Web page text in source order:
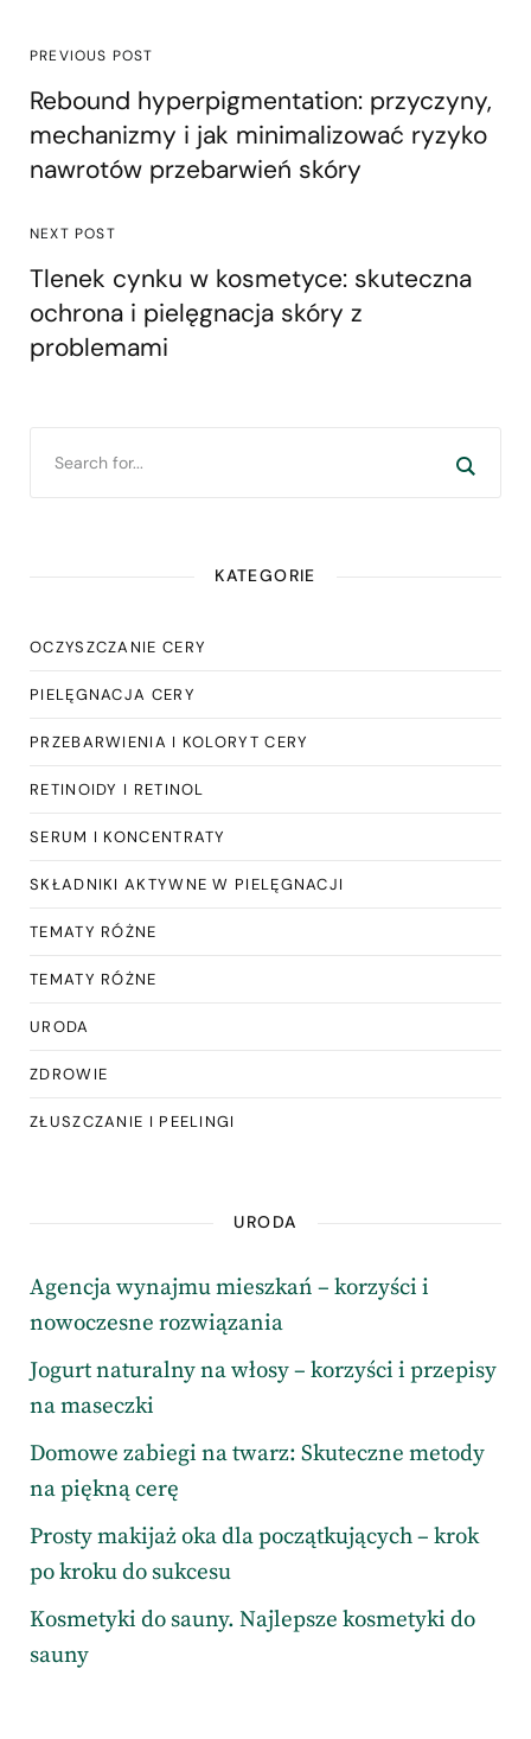
PREVIOUS POST
Rebound hyperpigmentation: przyczyny,
mechanizmy i jak minimalizować ryzyko
nawrotów przebarwień skóry
NEXT POST
Tlenek cynku w kosmetyce: skuteczna
ochrona i pielęgnacja skóry z
problemami
KATEGORIE
OCZYSZCZANIE CERY
PIELĘGNACJA CERY
PRZEBARWIENIA I KOLORYT CERY
RETINOIDY I RETINOL
SERUM I KONCENTRATY
SKŁADNIKI AKTYWNE W PIELĘGNACJI
TEMATY RÓŻNE
TEMATY RÓŻNE
URODA
ZDROWIE
ZŁUSZCZANIE I PEELINGI
URODA
Agencja wynajmu mieszkań – korzyści i
nowoczesne rozwiązania
Jogurt naturalny na włosy – korzyści i przepisy
na maseczki
Domowe zabiegi na twarz: Skuteczne metody
na piękną cerę
Prosty makijaż oka dla początkujących – krok
po kroku do sukcesu
Kosmetyki do sauny. Najlepsze kosmetyki do
sauny